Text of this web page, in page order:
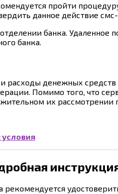
пройти
данное действие
банка.
банка.
денежных средств
Помимо того, что
их